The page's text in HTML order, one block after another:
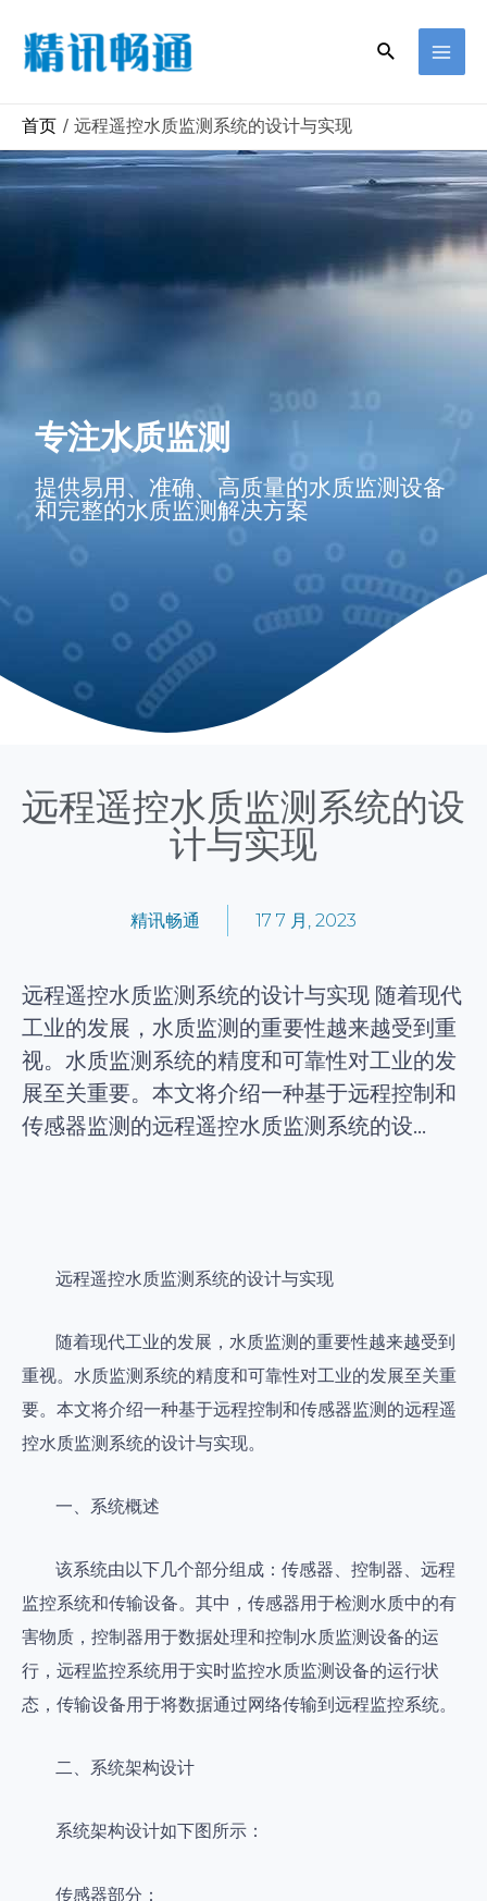
首页 远程遥控水质监测系统的设计与实现
专注水质监测
提供易用、准确、高质量的水质监测设备
和完整的水质监测解决方案
远程遥控水质监测系统的设
计与实现
精讯畅通 17 7 月, 2023
远程遥控水质监测系统的设计与实现 随着现代
工业的发展，水质监测的重要性越来越受到重
视。水质监测系统的精度和可靠性对工业的发
展至关重要。本文将介绍一种基于远程控制和
传感器监测的远程遥控水质监测系统的设...
远程遥控水质监测系统的设计与实现
随着现代工业的发展，水质监测的重要性越来越受到
重视。水质监测系统的精度和可靠性对工业的发展至关重
要。本文将介绍一种基于远程控制和传感器监测的远程遥
控水质监测系统的设计与实现。
一、系统概述
该系统由以下几个部分组成：传感器、控制器、远程
监控系统和传输设备。其中，传感器用于检测水质中的有
害物质，控制器用于数据处理和控制水质监测设备的运
行，远程监控系统用于实时监控水质监测设备的运行状
态，传输设备用于将数据通过网络传输到远程监控系统。
二、系统架构设计
系统架构设计如下图所示：
传感器部分：